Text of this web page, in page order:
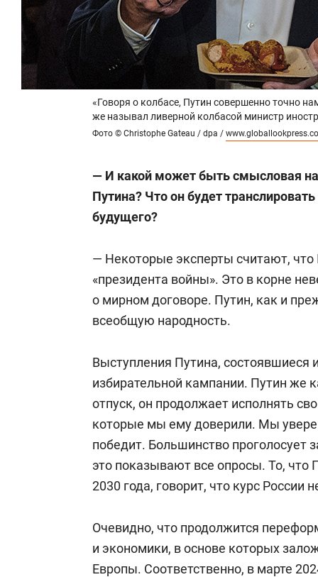
Член национального реестра
союзе промышленников и
общественного совета
комиссии министерства
выставочной деятельности. Член
экспертного совета ФАС РФ.
проблем международных
С апреля 2004 года работал
2005-го — руководитель дирекции
корпоративного развития» (группа
региональной политике ЗАО
(КЭС).
С 2011 по 2013 год — директор по
председатель совета директоров
компания №5».
3 июля 2014-го глава Луганской
назначил Баширова и. о.
ранее кресло премьераВасилий
Баширова. Через четыре дня
В июле 2014 года Баширов попал в
войной на Украине. 20 августа
«Говоря о колбасе, Путин совершенно точно
же называл ливерной колбасой министр
Фото © Christophe Gateau / dpa /
— И какой может быть смысловая
Путина? Что он будет
будущего?
— Некоторые эксперты считают, что
«президента войны». Это в корне
о мирном договоре. Путин, как и
всеобщую народность.
Выступления Путина, состоявшиеся
избирательной кампании. Путин же
отпуск, он продолжает исполнять
которые мы ему доверили. Мы
победит. Большинство проголосует
это показывают все опросы. То, что
2030 года, говорит, что курс России
Очевидно, что продолжится
и экономики, в основе которых
Европы. Соответственно, в марте